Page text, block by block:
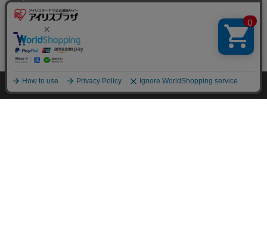
HOME 探す ログイン お気に入り お知らせ